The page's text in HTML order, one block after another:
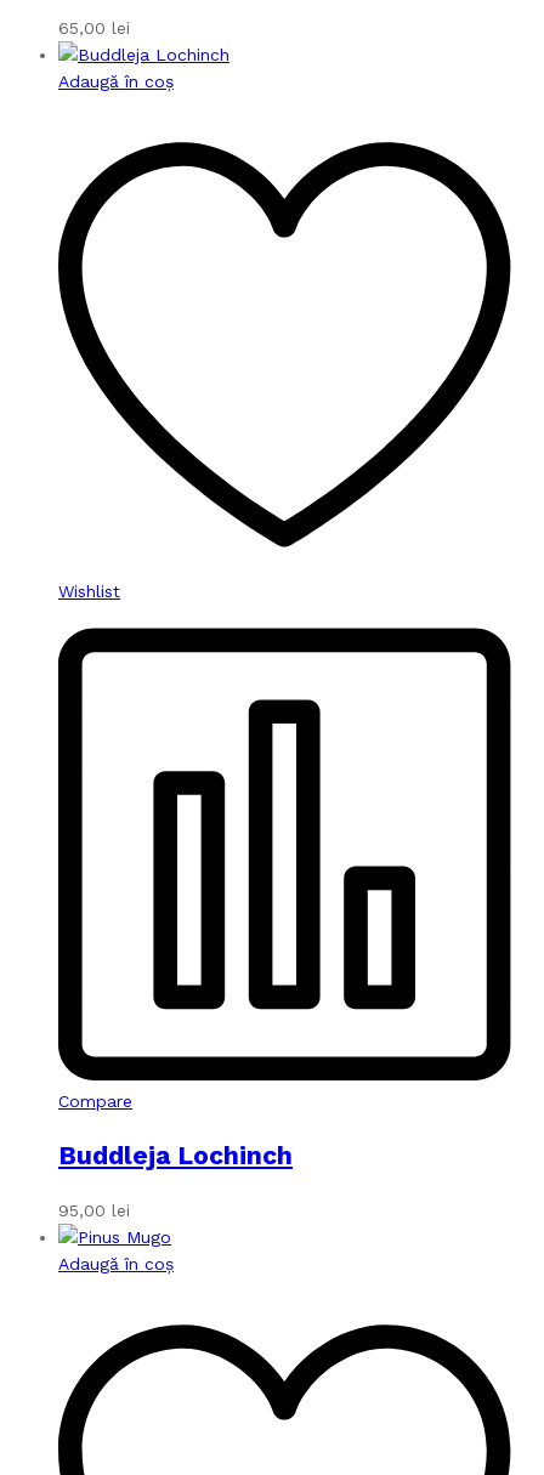
65,00 lei
Adaugă în coș
Wishlist
Compare
Buddleja Lochinch
95,00 lei
Adaugă în coș